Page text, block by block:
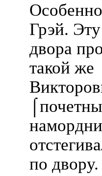
Грэй.
двора
такой же
по